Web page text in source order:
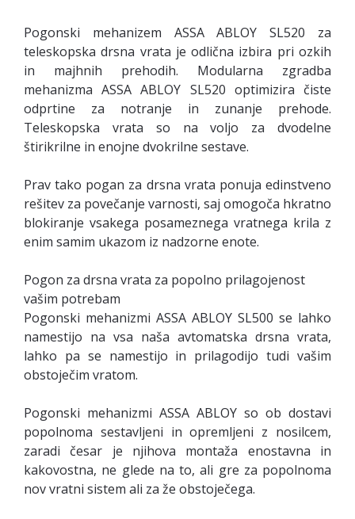
Pogonski mehanizem ASSA ABLOY SL520 za
teleskopska drsna vrata je odlična izbira pri ozkih
in majhnih prehodih. Modularna zgradba
mehanizma ASSA ABLOY SL520 optimizira čiste
odprtine za notranje in zunanje prehode.
Teleskopska vrata so na voljo za dvodelne
štirikrilne in enojne dvokrilne sestave.
Prav tako pogan za drsna vrata ponuja edinstveno
rešitev za povečanje varnosti, saj omogoča hkratno
blokiranje vsakega posameznega vratnega krila z
enim samim ukazom iz nadzorne enote.
Pogon za drsna vrata za popolno prilagojenost
vašim potrebam
Pogonski mehanizmi ASSA ABLOY SL500 se lahko
namestijo na vsa naša avtomatska drsna vrata,
lahko pa se namestijo in prilagodijo tudi vašim
obstoječim vratom.
Pogonski mehanizmi ASSA ABLOY so ob dostavi
popolnoma sestavljeni in opremljeni z nosilcem,
zaradi česar je njihova montaža enostavna in
kakovostna, ne glede na to, ali gre za popolnoma
nov vratni sistem ali za že obstoječega.